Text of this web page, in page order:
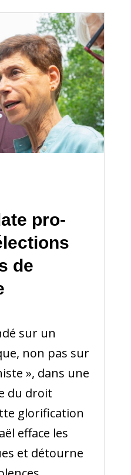
pro-
de
sur un
non pas sur
», dans une
du droit
glorification
efface les
et détourne